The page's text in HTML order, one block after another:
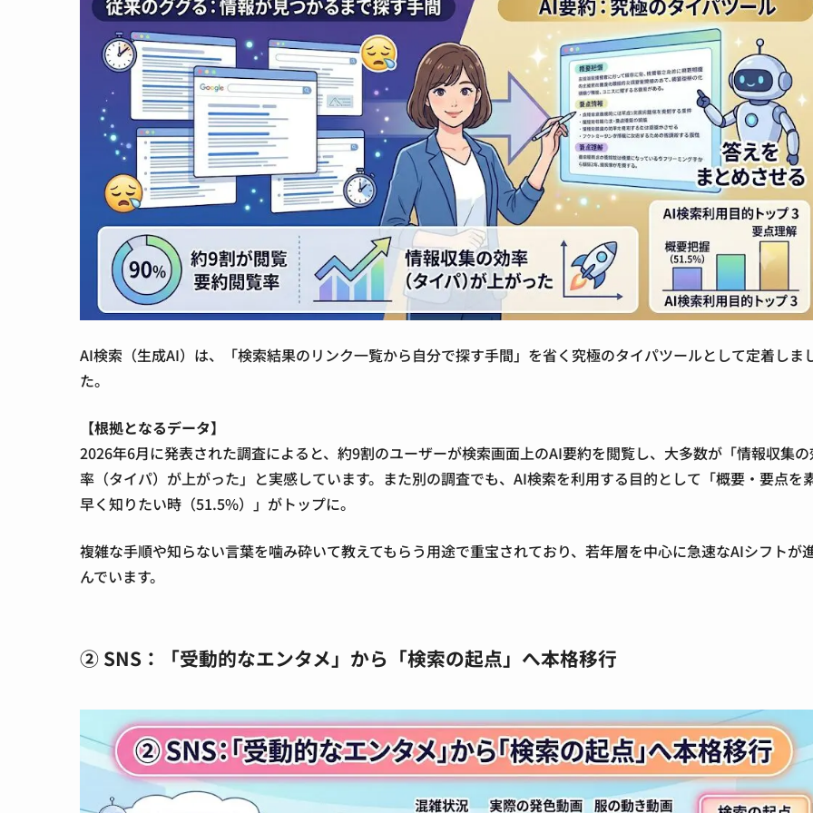
AI検索（生成AI）は、「検索結果のリンク一覧から自分で探す手間」を省く究極のタイパツールとして定着しま
た。
【根拠となるデータ】
2026年6月に発表された調査によると、約9割のユーザーが検索画面上のAI要約を閲覧し、大多数が「情報収集
率（タイパ）が上がった」と実感しています。また別の調査でも、AI検索を利用する目的として「概要・要点を
早く知りたい時（51.5%）」がトップに。
複雑な手順や知らない言葉を噛み砕いて教えてもらう用途で重宝されており、若年層を中心に急速なAIシフトが
んでいます。
② SNS：「受動的なエンタメ」から「検索の起点」へ本格移行